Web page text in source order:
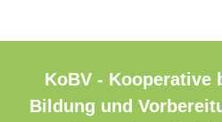
KoBV - Kooperative
Bildung und